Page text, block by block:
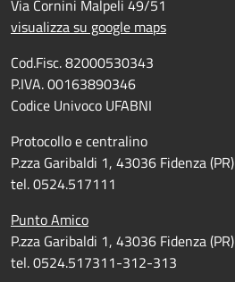
Via Cornini Malpeli 49/51
visualizza su google maps
Cod.Fisc. 82000530343
P.IVA. 00163890346
Codice Univoco UFABNI
Protocollo e centralino
P.zza Garibaldi 1, 43036 Fidenza (PR)
tel. 0524.517111
Punto Amico
P.zza Garibaldi 1, 43036 Fidenza (PR)
tel. 0524.517311-312-313